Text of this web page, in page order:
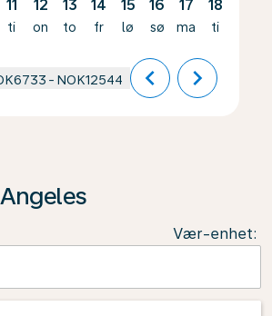
11
ti
12
on
13
to
14
fr
15
lø
16
sø
17
ma
18
ti
- NOK12544 chevron_left chevron_right
Vær-enhet: